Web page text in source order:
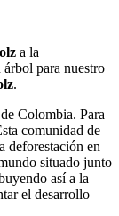
a la
para nuestro
.
Colombia. Para
comunidad de
deforestación en
situado junto
así a la
el desarrollo